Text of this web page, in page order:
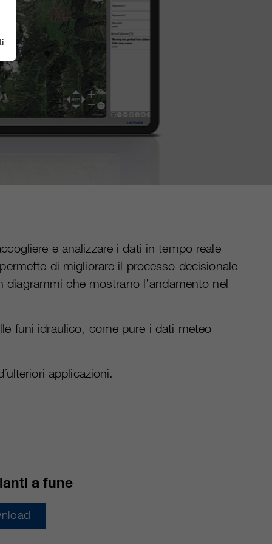
e analizzare i dati in tempo reale
di migliorare il processo decisionale
che mostrano l’andamento nel
funi idraulico, come pure i dati meteo
applicazioni.
a fune